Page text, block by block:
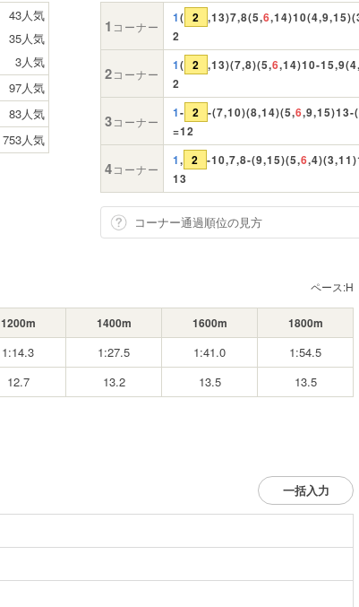
43人気
35人気
3人気
97人気
83人気
753人気
1 コーナー
1( 2 ,13)7,8(5,6
2
2コーナー
1( 2 ,13)(7,8)(5,6,14)10-
2
3コーナー
1- 2 -(7,10)(8,14)(5,6,9,15)13-
=12
4コーナー
1, 2 -10,7,8-(9,15)(5,6
13
コーナー通過順位の見方
ペース:H
1200m 1400m 1600m 1800m
1:14.3 1:27.5 1:41.0
1:54.5
12.7 13.2 13.5 13.5
一括入力